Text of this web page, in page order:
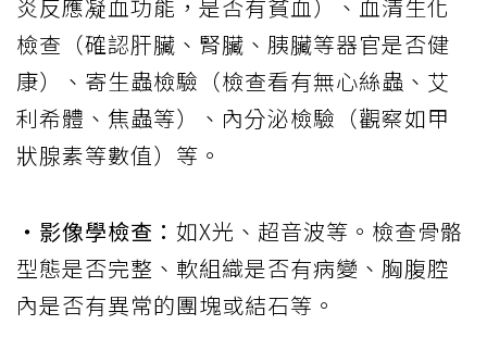
炎反應凝血功能，是否有貧血）、血清生化
檢查（確認肝臟、腎臟、胰臟等器官是否健
康）、寄生蟲檢驗（檢查看有無心絲蟲、艾
利希體、焦蟲等）、內分泌檢驗（觀察如甲
狀腺素等數值）等。
‧影像學檢查： 如X光、超音波等。檢查骨骼
型態是否完整、軟組織是否有病變、胸腹腔
內是否有異常的團塊或結石等。